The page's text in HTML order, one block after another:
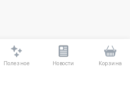
Полезное Новости Корзина